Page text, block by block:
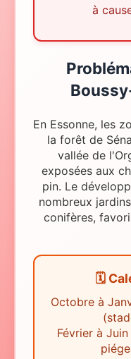
à
En Essonne, les
la forêt de
vallée de
exposées aux
pin. Le
nombreux
conifères,
🗓️
Octobre à
Février à